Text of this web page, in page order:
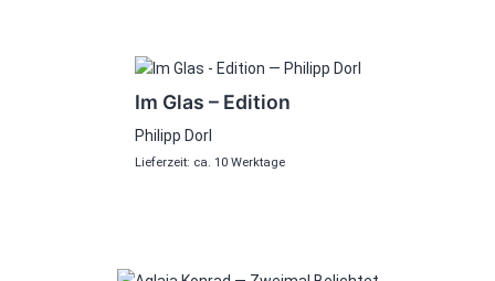
Im Glas – Edition
Philipp Dorl
Lieferzeit: ca. 10 Werktage